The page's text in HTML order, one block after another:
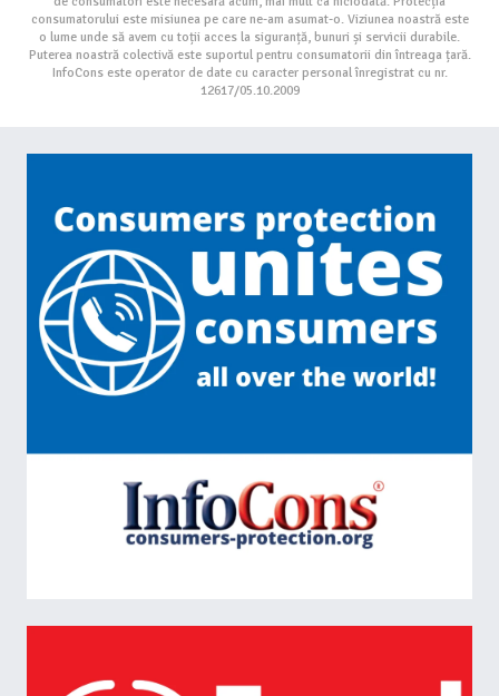
consumatorului este misiunea pe care ne-am asumat-o. Viziunea noastră este
o lume unde să avem cu toții acces la siguranță, bunuri și servicii durabile.
Puterea noastră colectivă este suportul pentru consumatorii din întreaga țară.
InfoCons este operator de date cu caracter personal înregistrat cu nr.
12617/05.10.2009